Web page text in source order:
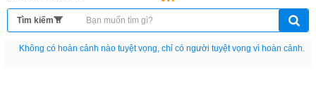
Nếu như không chịu học tập thì cho dù đi vạn dặm đường cũng chỉ là anh đưa